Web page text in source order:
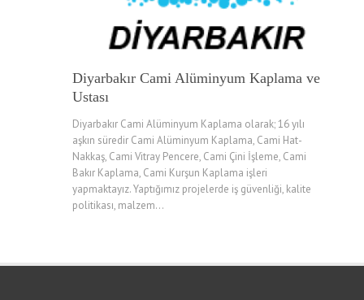
Diyarbakır Cami Alüminyum Kaplama ve
Ustası
Diyarbakır Cami Alüminyum Kaplama olarak; 16 yılı
aşkın süredir Cami Alüminyum Kaplama, Cami Hat-
Nakkaş, Cami Vitray Pencere, Cami Çini İşleme, Cami
Bakır Kaplama, Cami Kurşun Kaplama işleri
yapmaktayız. Yaptığımız projelerde iş güvenliği, kalite
politikası, malzem...